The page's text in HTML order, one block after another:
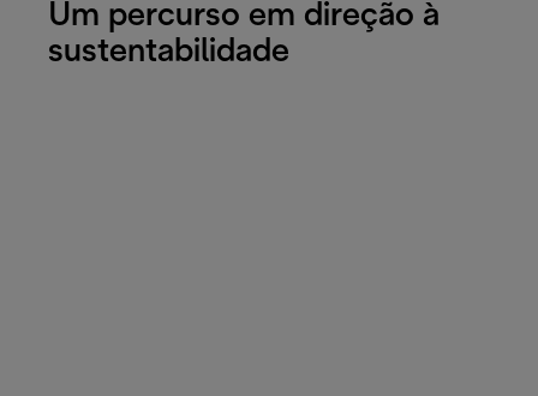
Um percurso em direção à
sustentabilidade